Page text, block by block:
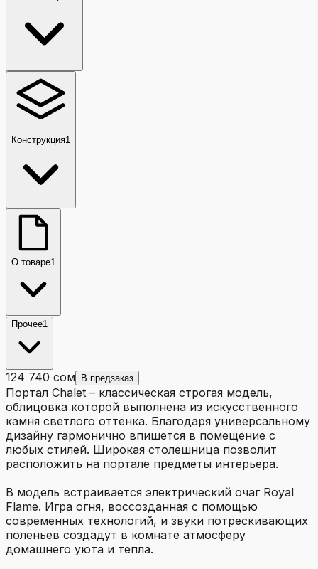
Конструкция1
О товаре1
Прочее1
124 740 сом В предзаказ
Портал Chalet – классическая строгая модель,
облицовка которой выполнена из искусственного
камня светлого оттенка. Благодаря универсальному
дизайну гармонично впишется в помещение с
любых стилей. Широкая столешница позволит
расположить на портале предметы интерьера.
В модель встраивается электрический очаг Royal
Flame. Игра огня, воссозданная с помощью
современных технологий, и звуки потрескивающих
поленьев создадут в комнате атмосферу
домашнего уюта и тепла.